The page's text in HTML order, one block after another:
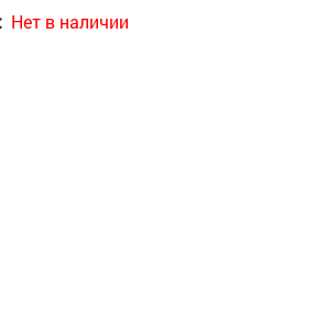
Нет в наличии